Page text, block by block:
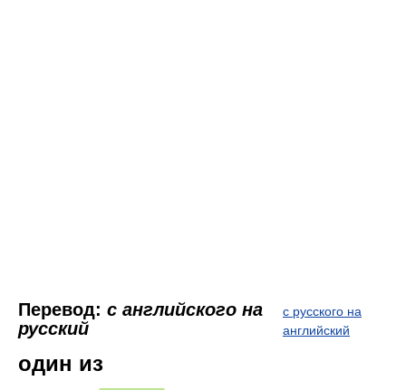
Перевод: с английского на
русский
с русского на
английский
один из